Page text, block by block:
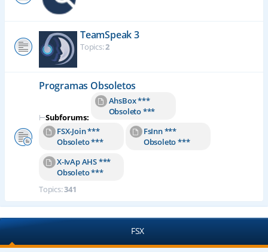
TeamSpeak 3
Topics:2
Programas Obsoletos
⊢Subforums:
AhsBox ***
Obsoleto ***
FSX-Join ***
Obsoleto ***
FsInn ***
Obsoleto ***
X-IvAp AHS ***
Obsoleto ***
Topics:341
FSX